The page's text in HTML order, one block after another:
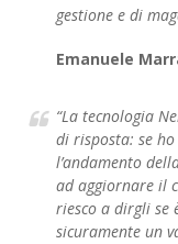
gestione e di
Emanuele
“La tecnologia
di risposta: se
l’andamento
ad aggiornare il
riesco a dirgli se
sicuramente un